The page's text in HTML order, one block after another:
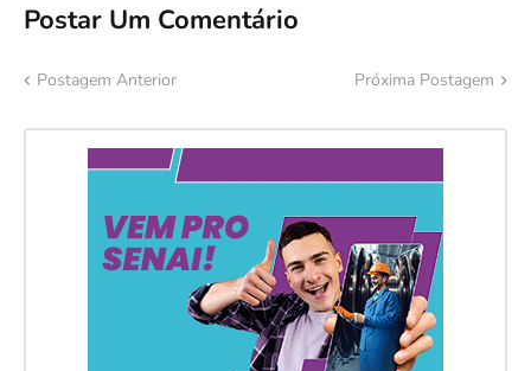
Postar Um Comentário
Postagem Anterior Próxima Postagem